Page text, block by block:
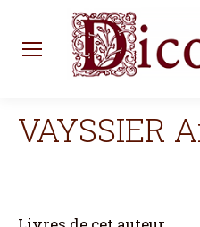
VAYSSIER